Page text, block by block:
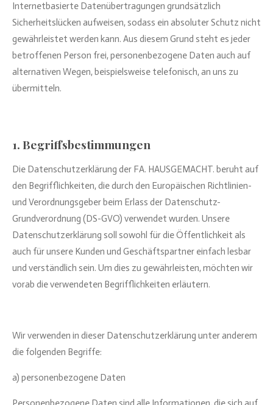
Internetbasierte Datenübertragungen grundsätzlich
Sicherheitslücken aufweisen, sodass ein absoluter Schutz nicht
gewährleistet werden kann. Aus diesem Grund steht es jeder
betroffenen Person frei, personenbezogene Daten auch auf
alternativen Wegen, beispielsweise telefonisch, an uns zu
übermitteln.
1. Begriffsbestimmungen
Die Datenschutzerklärung der FA. HAUSGEMACHT. beruht auf
den Begrifflichkeiten, die durch den Europäischen Richtlinien-
und Verordnungsgeber beim Erlass der Datenschutz-
Grundverordnung (DS-GVO) verwendet wurden. Unsere
Datenschutzerklärung soll sowohl für die Öffentlichkeit als
auch für unsere Kunden und Geschäftspartner einfach lesbar
und verständlich sein. Um dies zu gewährleisten, möchten wir
vorab die verwendeten Begrifflichkeiten erläutern.
Wir verwenden in dieser Datenschutzerklärung unter anderem
die folgenden Begriffe:
a) personenbezogene Daten